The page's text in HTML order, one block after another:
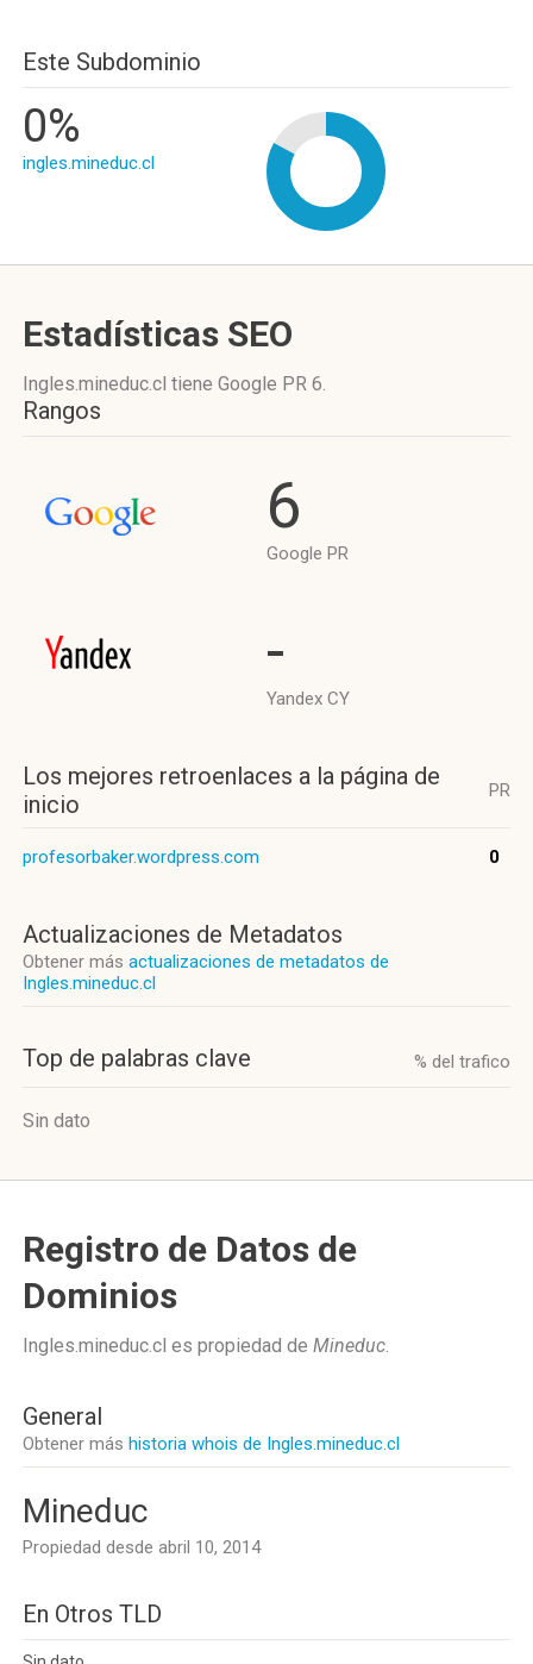
Este Subdominio
0%
ingles.mineduc.cl
Estadísticas SEO
Ingles.mineduc.cl tiene Google PR 6.
Rangos
6
Google PR
-
Yandex CY
Los mejores retroenlaces a la página de
inicio
PR
profesorbaker.wordpress.com 0
Actualizaciones de Metadatos
Obtener más actualizaciones de metadatos de
Ingles.mineduc.cl
Top de palabras clave % del trafico
Sin dato
Registro de Datos de
Dominios
Ingles.mineduc.cl es propiedad de Mineduc.
General
Obtener más historia whois de Ingles.mineduc.cl
Mineduc
Propiedad desde abril 10, 2014
En Otros TLD